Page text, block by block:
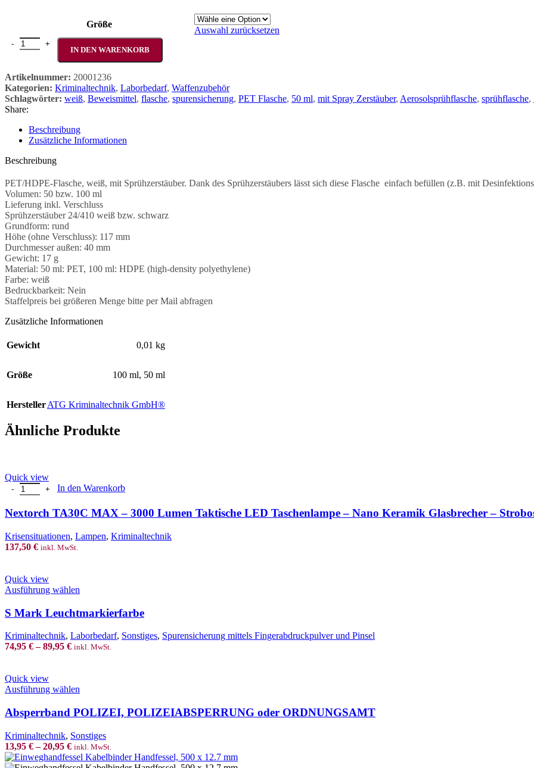
Größe
Auswahl zurücksetzen
Aerosolsprühflasche mit Sprühzerstäuber verschiedene Größen Menge
IN DEN WARENKORB
Artikelnummer: 20001236
Kategorien: Kriminaltechnik, Laborbedarf, Waffenzubehör
Schlagwörter: weiß, Beweismittel, flasche, spurensicherung, PET Flasche, 50 ml, mit Spray Zerstäuber, Aerosolsprühflasche, sprühflasche,
Share:
Beschreibung
Zusätzliche Informationen
Beschreibung
PET/HDPE-Flasche, weiß, mit Sprühzerstäuber. Dank des Sprühzerstäubers lässt sich diese Flasche einfach befüllen (z.B. mit
Volumen: 50 bzw. 100 ml
Lieferung inkl. Verschluss
Sprühzerstäuber 24/410 weiß bzw. schwarz
Grundform: rund
Höhe (ohne Verschluss): 117 mm
Durchmesser außen: 40 mm
Gewicht: 17 g
Material: 50 ml: PET, 100 ml: HDPE (high-density polyethylene)
Farbe: weiß
Bedruckbarkeit: Nein
Staffelpreis bei größeren Menge bitte per Mail abfragen
Zusätzliche Informationen
Gewicht 0,01 kg
Größe 100 ml, 50 ml
HerstellerATG Kriminaltechnik GmbH®
Ähnliche Produkte
Quick view
Nextorch TA30C MAX - 3000 Lumen Taktische LED Taschenlampe - Nano Keramik Glasbrecher - Stroboskopfunktion Menge
In den Warenkorb
Nextorch TA30C MAX – 3000 Lumen Taktische LED Taschenlampe – Nano Keramik Glasbrecher –
Krisensituationen, Lampen, Kriminaltechnik
137,50 € inkl. MwSt.
Quick view
Ausführung wählen
has
multiple
variants.
The
on
the
product
S Mark Leuchtmarkierfarbe
Kriminaltechnik, Laborbedarf, Sonstiges, Spurensicherung mittels Fingerabdruckpulver und Pinsel
74,95 €–89,95 € inkl. MwSt.
Quick view
Ausführung wählen
has
multiple
variants.
The
options
may
Absperrband POLIZEI, POLIZEIABSPERRUNG oder ORDNUNGSAMT
Kriminaltechnik, Sonstiges
13,95 €–20,95 € inkl. MwSt.